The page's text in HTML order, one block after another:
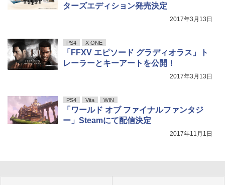
ターズエディション発売決定
2017年3月13日
PS4 X ONE
「FFXV エピソード グラディオラス」ト
レーラーとキーアートを公開！
2017年3月13日
PS4 Vita WIN
「ワールド オブ ファイナルファンタジ
ー」Steamにて配信決定
2017年11月1日